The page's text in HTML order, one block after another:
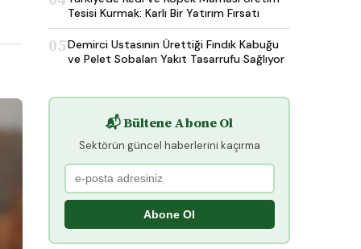
Tesisi Kurmak: Karlı Bir Yatırım Fırsatı
05Demirci Ustasının Ürettiği Fındık Kabuğu
ve Pelet Sobaları Yakıt Tasarrufu Sağlıyor
📬 Bültene Abone Ol
Sektörün güncel haberlerini kaçırma
Abone Ol